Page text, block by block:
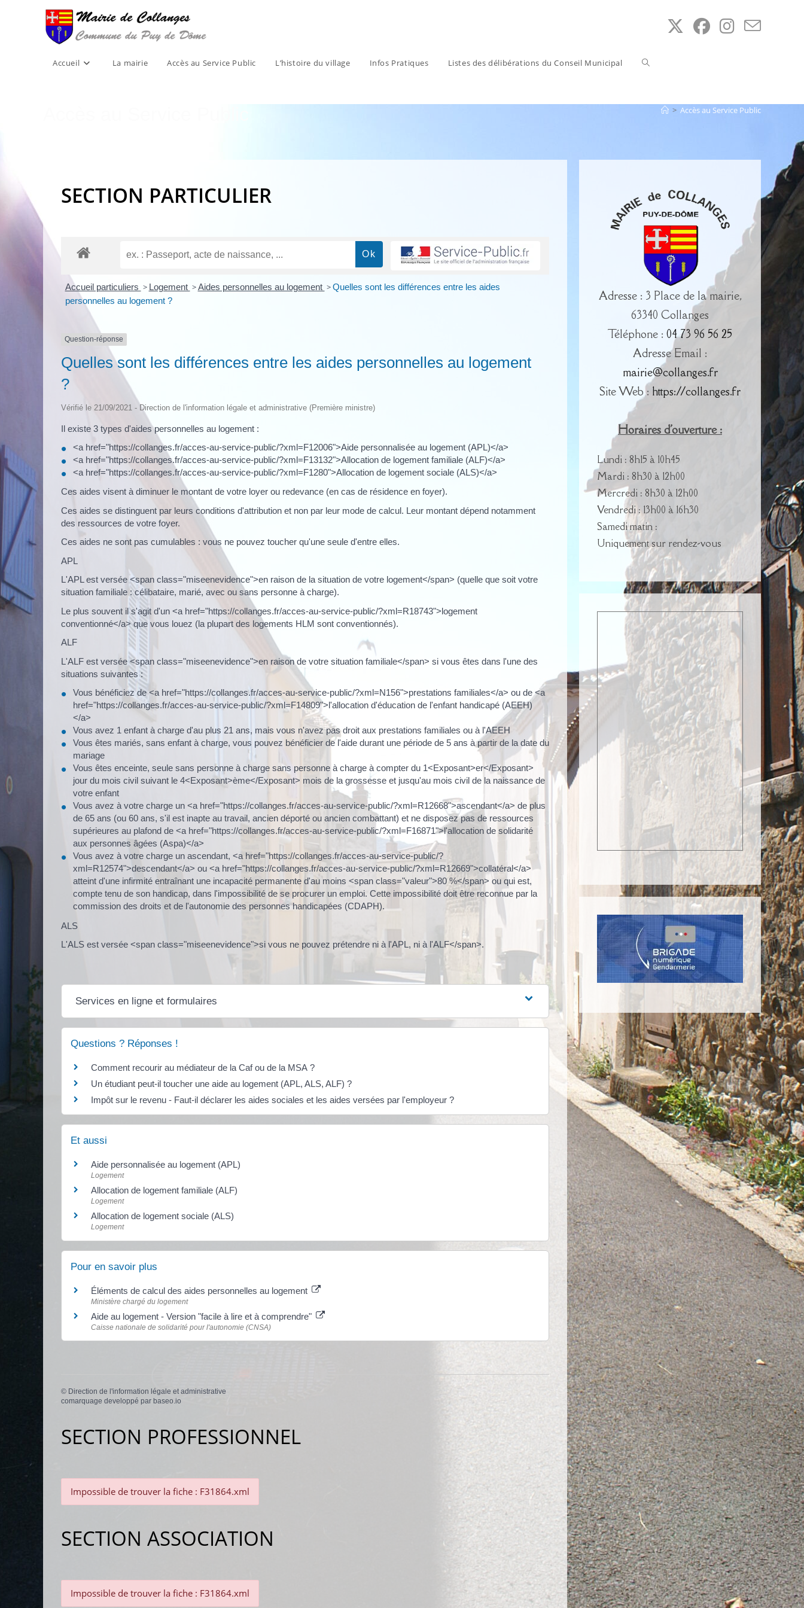
Accueil La mairie Accès au Service Public L’histoire du village Infos Pratiques Listes des délibérations du Conseil Municipal Toggle
> Accès au Service Public
SECTION PARTICULIER
Accueil particuliers > Logement > Aides personnelles au logement > Quelles sont les différences entre les aides
personnelles au logement ?
Question-réponse
Quelles sont les différences entre les aides personnelles au logement
?
Vérifié le 21/09/2021 - Direction de l'information légale et administrative (Première ministre)
Il existe 3 types d'aides personnelles au logement :
<a href="https://collanges.fr/acces-au-service-public/?xml=F12006">Aide personnalisée au logement (APL)</a>
<a href="https://collanges.fr/acces-au-service-public/?xml=F13132">Allocation de logement familiale (ALF)</a>
<a href="https://collanges.fr/acces-au-service-public/?xml=F1280">Allocation de logement sociale (ALS)</a>
Ces aides visent à diminuer le montant de votre loyer ou redevance (en cas de résidence en foyer).
Ces aides se distinguent par leurs conditions d'attribution et non par leur mode de calcul. Leur montant dépend notamment
des ressources de votre foyer.
Ces aides ne sont pas cumulables : vous ne pouvez toucher qu'une seule d'entre elles.
APL
L'APL est versée <span class="miseenevidence">en raison de la situation de votre logement</span> (quelle que soit votre
situation familiale : célibataire, marié, avec ou sans personne à charge).
Le plus souvent il s'agit d'un <a href="https://collanges.fr/acces-au-service-public/?xml=R18743">logement
conventionné</a> que vous louez (la plupart des logements HLM sont conventionnés).
ALF
L'ALF est versée <span class="miseenevidence">en raison de votre situation familiale</span> si vous êtes dans l'une des
situations suivantes :
Vous bénéficiez de <a href="https://collanges.fr/acces-au-service-public/?xml=N156">prestations familiales</a> ou de <a
href="https://collanges.fr/acces-au-service-public/?xml=F14809">l'allocation d'éducation de l'enfant handicapé (AEEH)
</a>
Vous avez 1 enfant à charge d'au plus 21 ans, mais vous n'avez pas droit aux prestations familiales ou à l'AEEH
Vous êtes mariés, sans enfant à charge, vous pouvez bénéficier de l'aide durant une période de 5 ans à partir de la date du
mariage
Vous êtes enceinte, seule sans personne à charge sans personne à charge à compter du 1<Exposant>er</Exposant>
jour du mois civil suivant le 4<Exposant>ème</Exposant> mois de la grossesse et jusqu'au mois civil de la naissance de
votre enfant
Vous avez à votre charge un <a href="https://collanges.fr/acces-au-service-public/?xml=R12668">ascendant</a> de plus
de 65 ans (ou 60 ans, s'il est inapte au travail, ancien déporté ou ancien combattant) et ne disposez pas de ressources
supérieures au plafond de <a href="https://collanges.fr/acces-au-service-public/?xml=F16871">l'allocation de solidarité
aux personnes âgées (Aspa)</a>
Vous avez à votre charge un ascendant, <a href="https://collanges.fr/acces-au-service-public/?
xml=R12574">descendant</a> ou <a href="https://collanges.fr/acces-au-service-public/?xml=R12669">collatéral</a>
atteint d'une infirmité entraînant une incapacité permanente d'au moins <span class="valeur">80 %</span> ou qui est,
compte tenu de son handicap, dans l'impossibilité de se procurer un emploi. Cette impossibilité doit être reconnue par la
commission des droits et de l'autonomie des personnes handicapées (CDAPH).
ALS
L'ALS est versée <span class="miseenevidence">si vous ne pouvez prétendre ni à l'APL, ni à l'ALF</span>.
Services en ligne et formulaires
Questions ? Réponses !
Comment recourir au médiateur de la Caf ou de la MSA ?
Un étudiant peut-il toucher une aide au logement (APL, ALS, ALF) ?
Impôt sur le revenu - Faut-il déclarer les aides sociales et les aides versées par l'employeur ?
Et aussi
Aide personnalisée au logement (APL)
Logement
Allocation de logement familiale (ALF)
Logement
Allocation de logement sociale (ALS)
Logement
Pour en savoir plus
Éléments de calcul des aides personnelles au logement
Ministère chargé du logement
Aide au logement - Version "facile à lire et à comprendre"
Caisse nationale de solidarité pour l'autonomie (CNSA)
© Direction de l'information légale et administrative
comarquage developpé par baseo.io
SECTION PROFESSIONNEL
Impossible de trouver la fiche : F31864.xml
SECTION ASSOCIATION
Impossible de trouver la fiche : F31864.xml
Adresse : 3 Place de la mairie,
63340 Collanges
Téléphone : 04 73 96 56 25
Adresse Email :
mairie@collanges.fr
Site Web : https://collanges.fr
Horaires d'ouverture :
Lundi : 8h15 à 10h45
Mardi : 8h30 à 12h00
Mercredi : 8h30 à 12h00
Vendredi : 13h00 à 16h30
Samedi matin :
Uniquement sur rendez-vous